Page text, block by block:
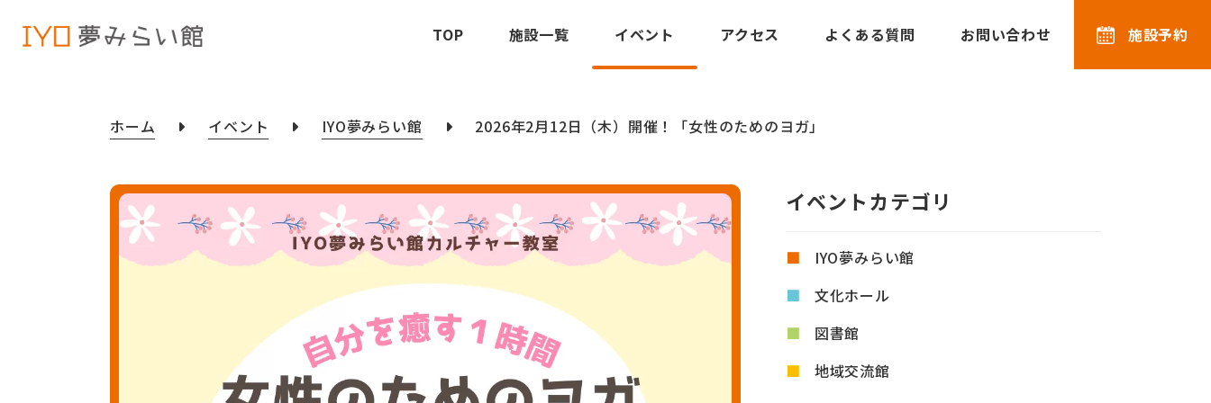
TOP 施設一覧 イベント アクセス よくある質問 お問い合わせ 施設予約
ホーム イベント IYO夢みらい館 2026年2月12日（木）開催！「女性のためのヨガ」
イベントカテゴリ
IYO夢みらい館
文化ホール
図書館
地域交流館